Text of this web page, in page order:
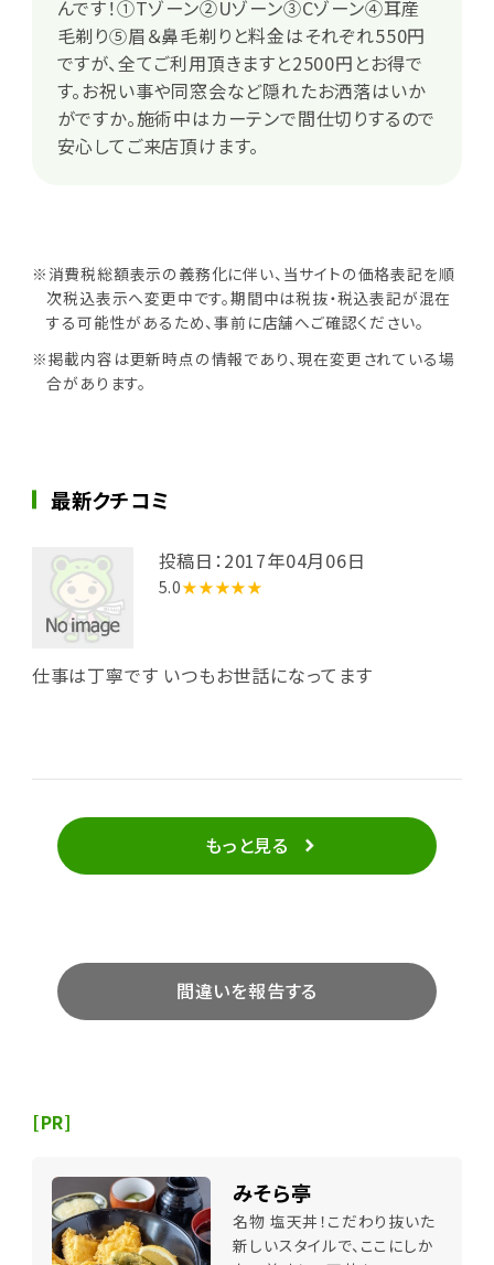
んです！①Tゾーン②Uゾーン③Cゾーン④耳産
毛剃り⑤眉＆鼻毛剃りと料金はそれぞれ550円
ですが、全てご利用頂きますと2500円とお得で
す。お祝い事や同窓会など隠れたお洒落はいか
がですか。施術中はカーテンで間仕切りするので
安心してご来店頂けます。
※消費税総額表示の義務化に伴い、当サイトの価格表記を順
次税込表示へ変更中です。期間中は税抜・税込表記が混在
する可能性があるため、事前に店舗へご確認ください。
※掲載内容は更新時点の情報であり、現在変更されている場
合があります。
最新クチコミ
投稿日：2017年04月06日
5.0★★★★★
仕事は丁寧です いつもお世話になってます
もっと見る
間違いを報告する
[PR]
みそら亭
名物 塩天丼！こだわり抜いた
新しいスタイルで、ここにしか